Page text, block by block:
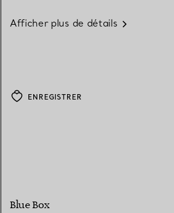
Afficher plus de détails
ENREGISTRER
Blue Box